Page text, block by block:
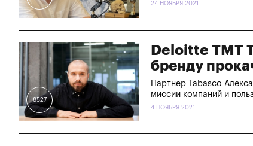
24 НОЯБРЯ 2021
8527
Deloitte TMT
бренду
Партнер Tabasco
миссии компаний и
4 НОЯБРЯ 2021